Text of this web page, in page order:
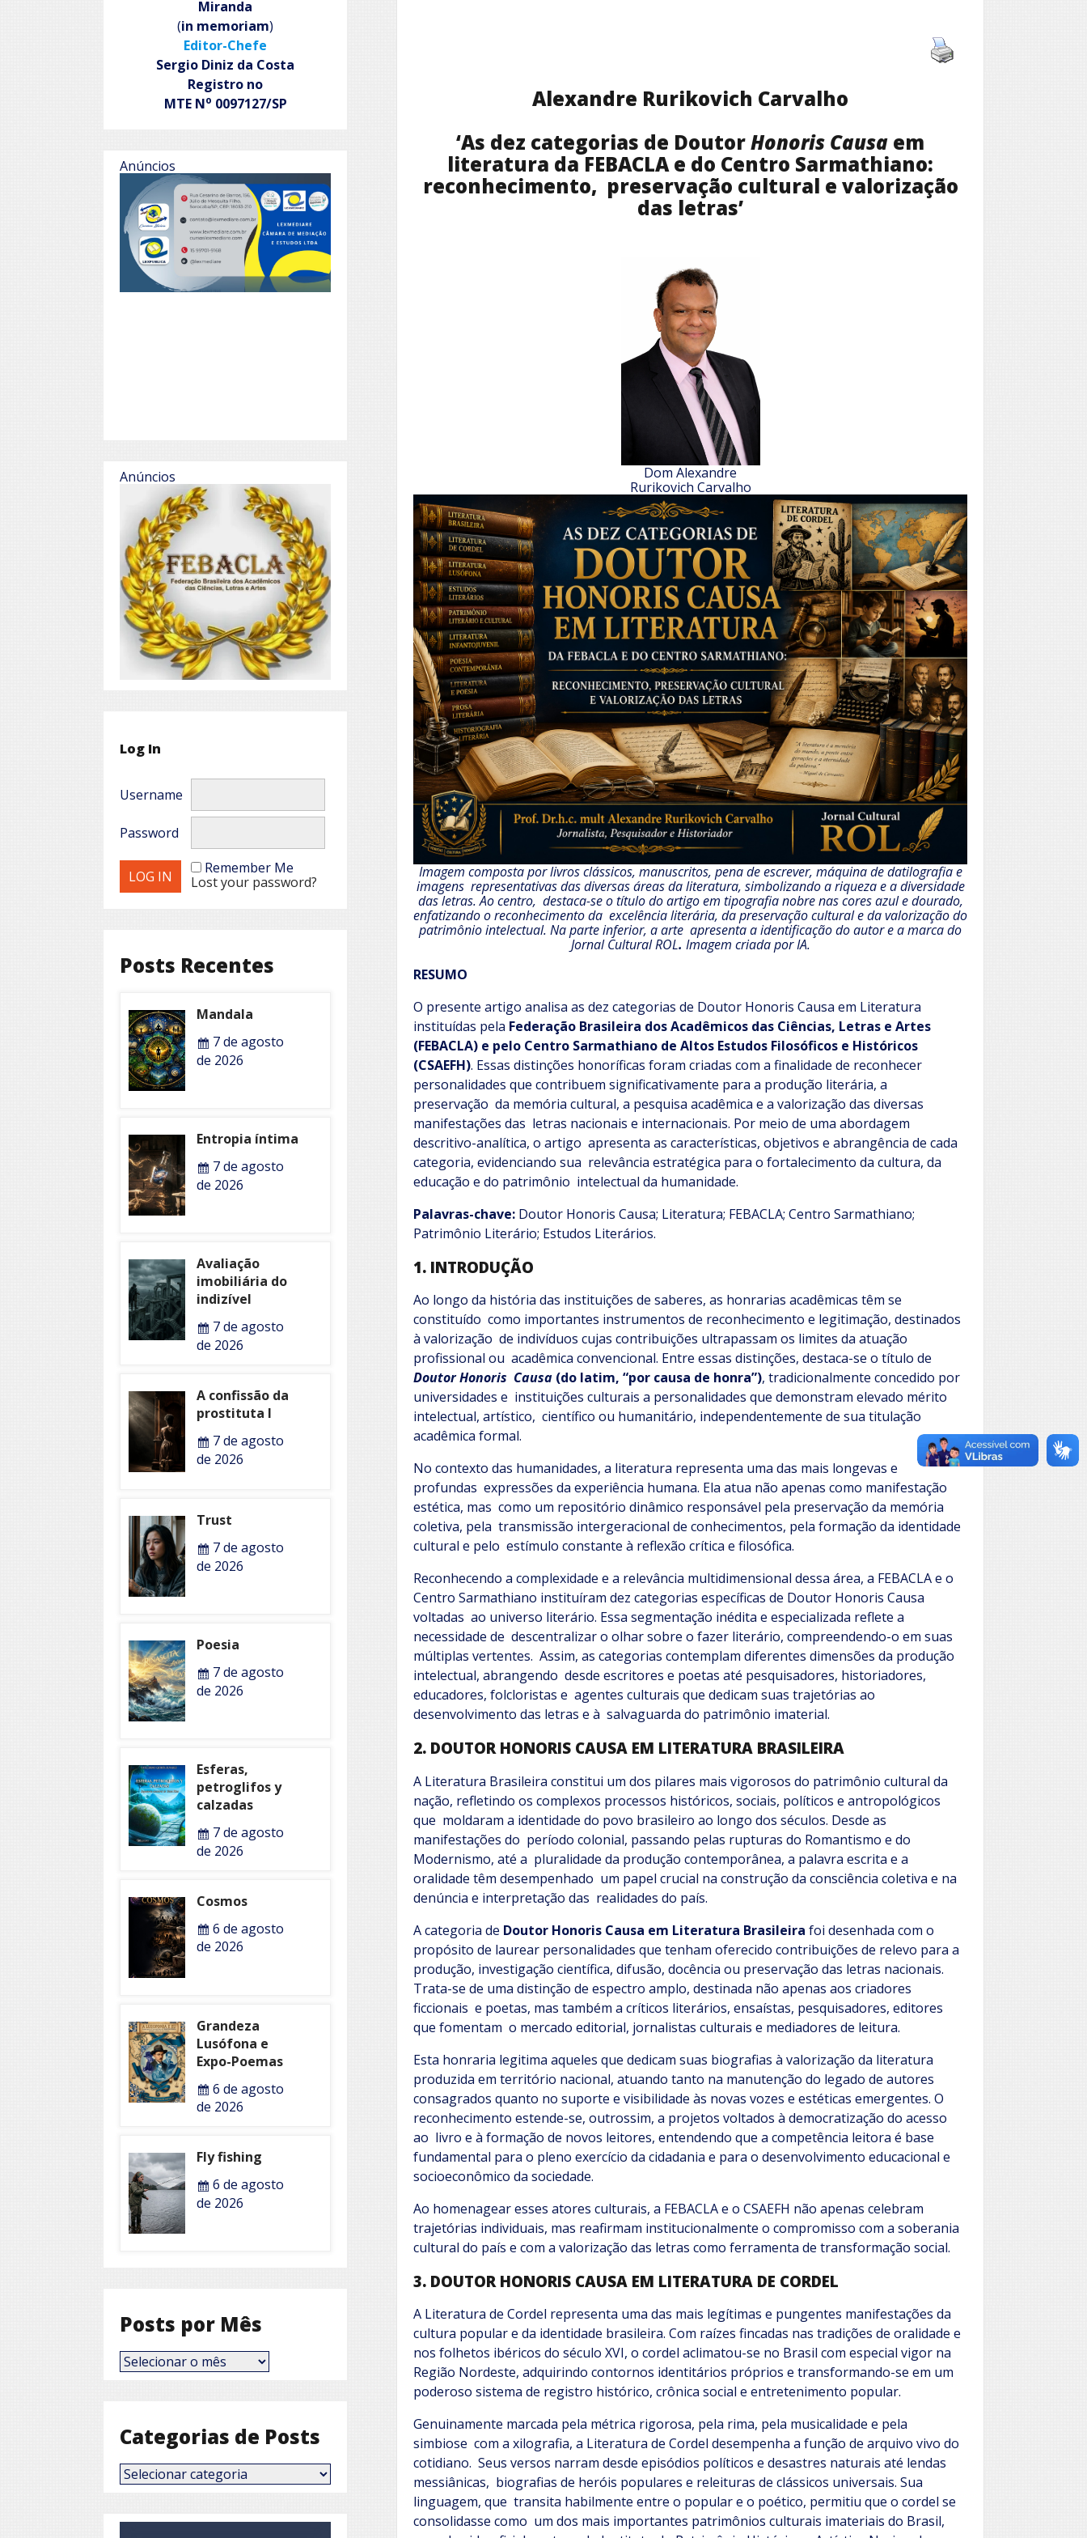
Alexandre Rurikovich Carvalho
‘As dez categorias de DoutorHonoris Causa em
literatura da FEBACLA e do Centro Sarmathiano:
reconhecimento, preservação cultural e valorização
das letras’
Dom Alexandre
Rurikovich Carvalho
Imagem composta por livros clássicos, manuscritos, pena de escrever, máquina de datilografia e
imagens representativas das diversas áreas da literatura, simbolizando a riqueza e a diversidade
das letras. Ao centro, destaca-se o título do artigo em tipografia nobre nas cores azul e dourado,
enfatizando o reconhecimento da excelência literária, da preservação cultural e da valorização do
patrimônio intelectual. Na parte inferior, a arte apresenta a identificação do autor e a marca do
Jornal Cultural ROL. Imagem criada por IA.
RESUMO
O presente artigo analisa as dez categorias de Doutor Honoris Causa em Literatura
instituídas pela Federação Brasileira dos Acadêmicos das Ciências, Letras e Artes
(FEBACLA) e pelo Centro Sarmathiano de Altos Estudos Filosóficos e Históricos
(CSAEFH). Essas distinções honoríficas foram criadas com a finalidade de reconhecer
personalidades que contribuem significativamente para a produção literária, a
preservação da memória cultural, a pesquisa acadêmica e a valorização das diversas
manifestações das letras nacionais e internacionais. Por meio de uma abordagem
descritivo-analítica, o artigo apresenta as características, objetivos e abrangência de cada
categoria, evidenciando sua relevância estratégica para o fortalecimento da cultura, da
educação e do patrimônio intelectual da humanidade.
Palavras-chave: Doutor Honoris Causa; Literatura; FEBACLA; Centro Sarmathiano;
Patrimônio Literário; Estudos Literários.
1. INTRODUÇÃO
Ao longo da história das instituições de saberes, as honrarias acadêmicas têm se
constituído como importantes instrumentos de reconhecimento e legitimação, destinados
à valorização de indivíduos cujas contribuições ultrapassam os limites da atuação
profissional ou acadêmica convencional. Entre essas distinções, destaca-se o título de
Doutor Honoris Causa (do latim, “por causa de honra”), tradicionalmente concedido por
universidades e instituições culturais a personalidades que demonstram elevado mérito
intelectual, artístico, científico ou humanitário, independentemente de sua titulação
acadêmica formal.
No contexto das humanidades, a literatura representa uma das mais longevas e
profundas expressões da experiência humana. Ela atua não apenas como manifestação
estética, mas como um repositório dinâmico responsável pela preservação da memória
coletiva, pela transmissão intergeracional de conhecimentos, pela formação da identidade
cultural e pelo estímulo constante à reflexão crítica e filosófica.
Reconhecendo a complexidade e a relevância multidimensional dessa área, a FEBACLA e o
Centro Sarmathiano instituíram dez categorias específicas de Doutor Honoris Causa
voltadas ao universo literário. Essa segmentação inédita e especializada reflete a
necessidade de descentralizar o olhar sobre o fazer literário, compreendendo-o em suas
múltiplas vertentes. Assim, as categorias contemplam diferentes dimensões da produção
intelectual, abrangendo desde escritores e poetas até pesquisadores, historiadores,
educadores, folcloristas e agentes culturais que dedicam suas trajetórias ao
desenvolvimento das letras e à salvaguarda do patrimônio imaterial.
2. DOUTOR HONORIS CAUSA EM LITERATURA BRASILEIRA
A Literatura Brasileira constitui um dos pilares mais vigorosos do patrimônio cultural da
nação, refletindo os complexos processos históricos, sociais, políticos e antropológicos
que moldaram a identidade do povo brasileiro ao longo dos séculos. Desde as
manifestações do período colonial, passando pelas rupturas do Romantismo e do
Modernismo, até a pluralidade da produção contemporânea, a palavra escrita e a
oralidade têm desempenhado um papel crucial na construção da consciência coletiva e na
denúncia e interpretação das realidades do país.
A categoria de Doutor Honoris Causa em Literatura Brasileira foi desenhada com o
propósito de laurear personalidades que tenham oferecido contribuições de relevo para a
produção, investigação científica, difusão, docência ou preservação das letras nacionais.
Trata-se de uma distinção de espectro amplo, destinada não apenas aos criadores
ficcionais e poetas, mas também a críticos literários, ensaístas, pesquisadores, editores
que fomentam o mercado editorial, jornalistas culturais e mediadores de leitura.
Esta honraria legitima aqueles que dedicam suas biografias à valorização da literatura
produzida em território nacional, atuando tanto na manutenção do legado de autores
consagrados quanto no suporte e visibilidade às novas vozes e estéticas emergentes. O
reconhecimento estende-se, outrossim, a projetos voltados à democratização do acesso
ao livro e à formação de novos leitores, entendendo que a competência leitora é base
fundamental para o pleno exercício da cidadania e para o desenvolvimento educacional e
socioeconômico da sociedade.
Ao homenagear esses atores culturais, a FEBACLA e o CSAEFH não apenas celebram
trajetórias individuais, mas reafirmam institucionalmente o compromisso com a soberania
cultural do país e com a valorização das letras como ferramenta de transformação social.
3. DOUTOR HONORIS CAUSA EM LITERATURA DE CORDEL
A Literatura de Cordel representa uma das mais legítimas e pungentes manifestações da
cultura popular e da identidade brasileira. Com raízes fincadas nas tradições de oralidade e
nos folhetos ibéricos do século XVI, o cordel aclimatou-se no Brasil com especial vigor na
Região Nordeste, adquirindo contornos identitários próprios e transformando-se em um
poderoso sistema de registro histórico, crônica social e entretenimento popular.
Genuinamente marcada pela métrica rigorosa, pela rima, pela musicalidade e pela
simbiose com a xilografia, a Literatura de Cordel desempenha a função de arquivo vivo do
cotidiano. Seus versos narram desde episódios políticos e desastres naturais até lendas
messiânicas, biografias de heróis populares e releituras de clássicos universais. Sua
linguagem, que transita habilmente entre o popular e o poético, permitiu que o cordel se
consolidasse como um dos mais importantes patrimônios culturais imateriais do Brasil,
Miranda
(in memoriam)
Editor-Chefe
Sergio Diniz da Costa
Registro no
MTE No 0097127/SP
Anúncios
Anúncios
Log In
Username
Password
Remember Me
Lost your password?
Posts Recentes
Mandala
7 de agosto
de 2026
Entropia íntima
7 de agosto
de 2026
Avaliação
imobiliária do
indizível
7 de agosto
de 2026
A confissão da
prostituta I
7 de agosto
de 2026
Trust
7 de agosto
de 2026
Poesia
7 de agosto
de 2026
Esferas,
petroglifos y
calzadas
7 de agosto
de 2026
Cosmos
6 de agosto
de 2026
Grandeza
Lusófona e
Expo-Poemas
6 de agosto
de 2026
Fly fishing
6 de agosto
de 2026
Posts por Mês
Posts
por
Categorias de Posts
Categorias
de